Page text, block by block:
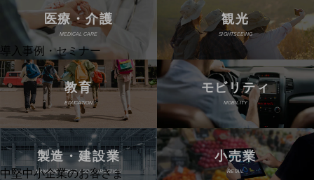
別ウィンドウで開きます
サービスをご利用中のお客さま
導入事例・セミナー
導入事例TOP
最新の導入事例や注目の導入事例をご紹介します
セミナー
開催・出展する各種セミナー、イベント情報をご紹介します
別ウィンドウで開きます
中堅中小企業のお客さま
医療・介護
MEDICAL CARE
観光
SIGHTSEEING
教育
EDUCATION
モビリティ
MOBILITY
製造・建設業
MANUFACTURING / CONSTRUCTION
小売業
RETAIL